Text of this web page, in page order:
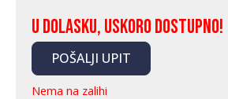
U dolasku, uskoro dostupno!
POŠALJI UPIT
Nema na zalihi